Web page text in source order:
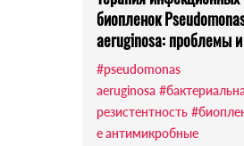
биопленок
aeruginosa: проблемы и
#pseudomonas
aeruginosa
резистентность
е антимикробные